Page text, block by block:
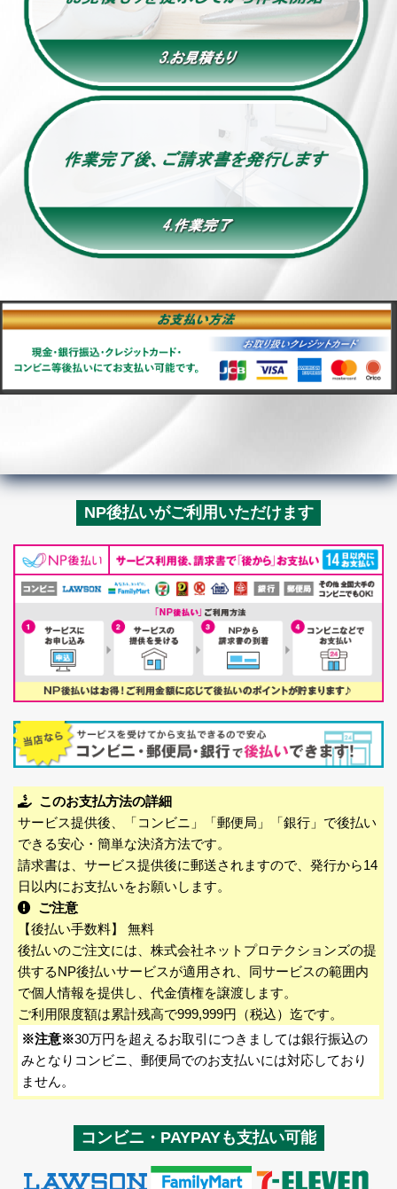
NP後払いがご利用いただけます
このお支払方法の詳細
サービス提供後、「コンビニ」「郵便局」「銀行」で後払い
できる安心・簡単な決済方法です。
請求書は、サービス提供後に郵送されますので、発行から14
日以内にお支払いをお願いします。
ご注意
【後払い手数料】 無料
後払いのご注文には、株式会社ネットプロテクションズの提
供するNP後払いサービスが適用され、同サービスの範囲内
で個人情報を提供し、代金債権を譲渡します。
ご利用限度額は累計残高で999,999円（税込）迄です。
※注意※30万円を超えるお取引につきましては銀行振込の
みとなりコンビニ、郵便局でのお支払いには対応しており
ません。
コンビニ・PAYPAYも支払い可能